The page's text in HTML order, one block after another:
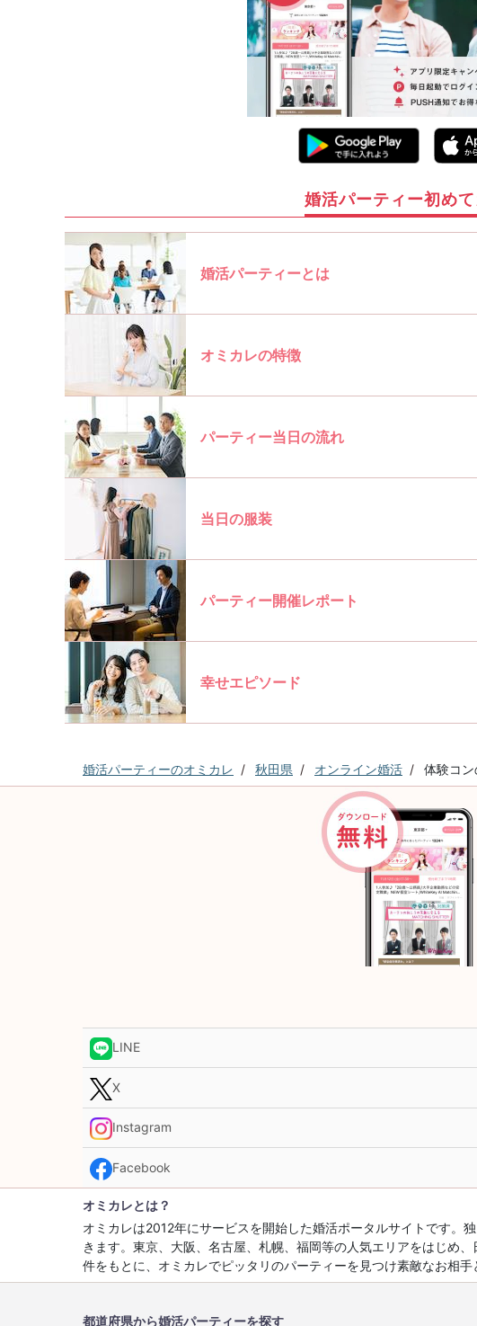
婚活パーティー初め
婚活パーティーとは
オミカレの特徴
パーティー当日の流れ
当日の服装
パーティー開催レポート
幸せエピソード
婚活パーティーのオミカレ 秋田県 オンライン婚活 体験コ
LINE
X
Instagram
Facebook
オミカレとは？
オミカレは2012年にサービスを開始した婚活ポータルサイトです。
きます。東京、大阪、名古屋、札幌、福岡等の人気エリアをはじめ
件をもとに、オミカレでピッタリのパーティーを見つけ素敵なお相手
都道府県から婚活パーティーを探す